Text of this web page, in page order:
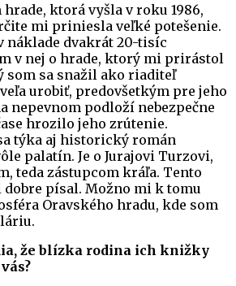
ktorá vyšla v roku 1986,
mi priniesla veľké potešenie.
náklade dvakrát 20-tisíc
v nej o hrade, ktorý mi prirástol
som sa snažil ako riaditeľ
urobiť, predovšetkým pre jeho
nepevnom podloží nebezpečne
hrozilo jeho zrútenie.
týka aj historický román
palatín. Je o Jurajovi Turzovi,
teda zástupcom kráľa. Tento
písal. Možno mi k tomu
Oravského hradu, kde som
že blízka rodina ich knižky